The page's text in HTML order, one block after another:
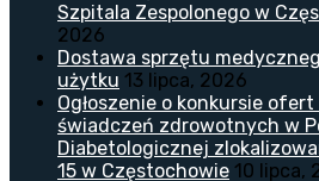
Szpitala Zespolonego w
2026
Dostawa sprzętu
użytku 13 lipca, 2026
Ogłoszenie o konkursie
świadczeń zdrowotnych w
Diabetologicznej
15 w Częstochowie 10 lipca,